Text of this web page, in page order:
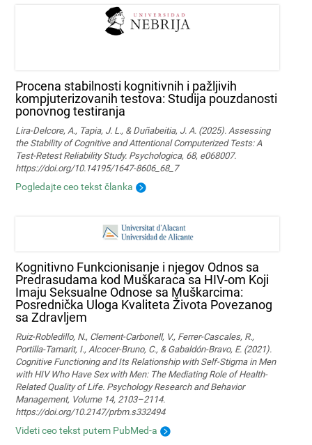
Procena stabilnosti kognitivnih i pažljivih
kompjuterizovanih testova: Studija pouzdanosti
ponovnog testiranja
Lira-Delcore, A., Tapia, J. L., & Duñabeitia, J. A. (2025). Assessing
the Stability of Cognitive and Attentional Computerized Tests: A
Test-Retest Reliability Study. Psychologica, 68, e068007.
https://doi.org/10.14195/1647-8606_68_7
Pogledajte ceo tekst članka
Kognitivno Funkcionisanje i njegov Odnos sa
Predrasudama kod Muškaraca sa HIV-om Koji
Imaju Seksualne Odnose sa Muškarcima:
Posrednička Uloga Kvaliteta Života Povezanog
sa Zdravljem
Ruiz-Robledillo, N., Clement-Carbonell, V., Ferrer-Cascales, R.,
Portilla-Tamarit, I., Alcocer-Bruno, C., & Gabaldón-Bravo, E. (2021).
Cognitive Functioning and Its Relationship with Self-Stigma in Men
with HIV Who Have Sex with Men: The Mediating Role of Health-
Related Quality of Life. Psychology Research and Behavior
Management, Volume 14, 2103–2114.
https://doi.org/10.2147/prbm.s332494
Videti ceo tekst putem PubMed-a